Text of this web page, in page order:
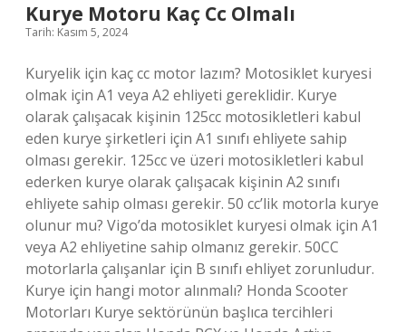
Kurye Motoru Kaç Cc Olmalı
Tarih: Kasım 5, 2024
Kuryelik için kaç cc motor lazım? Motosiklet kuryesi
olmak için A1 veya A2 ehliyeti gereklidir. Kurye
olarak çalışacak kişinin 125cc motosikletleri kabul
eden kurye şirketleri için A1 sınıfı ehliyete sahip
olması gerekir. 125cc ve üzeri motosikletleri kabul
ederken kurye olarak çalışacak kişinin A2 sınıfı
ehliyete sahip olması gerekir. 50 cc’lik motorla kurye
olunur mu? Vigo’da motosiklet kuryesi olmak için A1
veya A2 ehliyetine sahip olmanız gerekir. 50CC
motorlarla çalışanlar için B sınıfı ehliyet zorunludur.
Kurye için hangi motor alınmalı? Honda Scooter
Motorları Kurye sektörünün başlıca tercihleri ​​